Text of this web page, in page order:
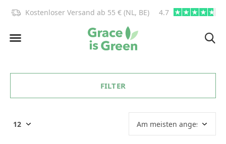
Kostenloser Versand ab 55 € (NL, BE) 4.7
FILTER